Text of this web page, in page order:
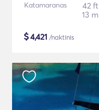
Katamaranas
42 ft
13 m
$4,421 /naktinis